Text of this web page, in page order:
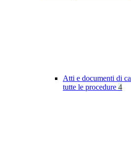
Atti e documenti di
tutte le procedure 4